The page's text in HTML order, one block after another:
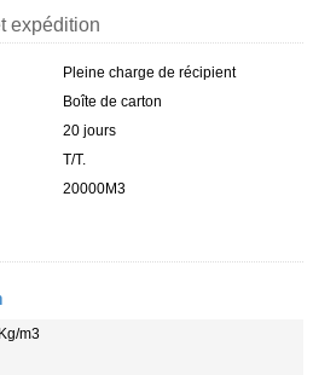
expédition
Pleine charge de récipient
Boîte de carton
20 jours
T/T.
20000M3
m3